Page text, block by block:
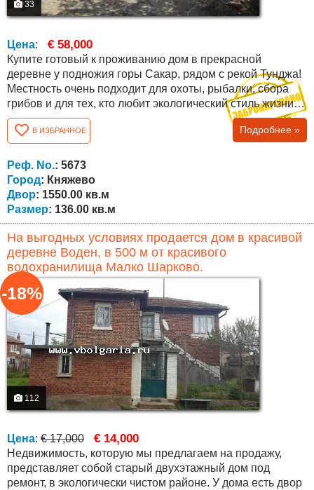
33
Цена: € 58,000
Купите готовый к проживанию дом в прекрасной
деревне у подножия горы Сакар, рядом с рекой Тунджа!
Местность очень подходит для охоты, рыбалки, сбора
грибов и для тех, кто любит экологический стиль жизни. В
селе есть два магазина кафе, много иностранцев.
Близкое расположение к городу Елхово делает его
предпочтительным местом для проживания. Общая
площадь дома составляет 136 кв.м. распределены
следующим образом: на первом этаже...
В ИЗБРАННОЕ Подробнее »
Реф. No.: 5673
Город: Княжево
Двор: 1550.00 кв.м
Размер: 136.00 кв.м
На выгодных условиях продается дом в красивой
деревне Воден, в 500 м от красивого
водохранилища Малко Шарково.
112
-18%
Цена: € 17,000 € 14,000
Недвижимость, которую мы предлагаем на продажу,
представляет собой старый двухэтажный дом под
ремонт, в экологически чистом районе. У дома есть двор